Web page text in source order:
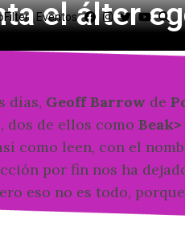
Eventos
el álter
días, Geoff Barrow de
dos de ellos como Beak>
como leen, con el
por fin nos ha
eso no es todo,